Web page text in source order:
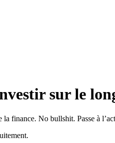
sur le
finance. No bullshit. Passe à